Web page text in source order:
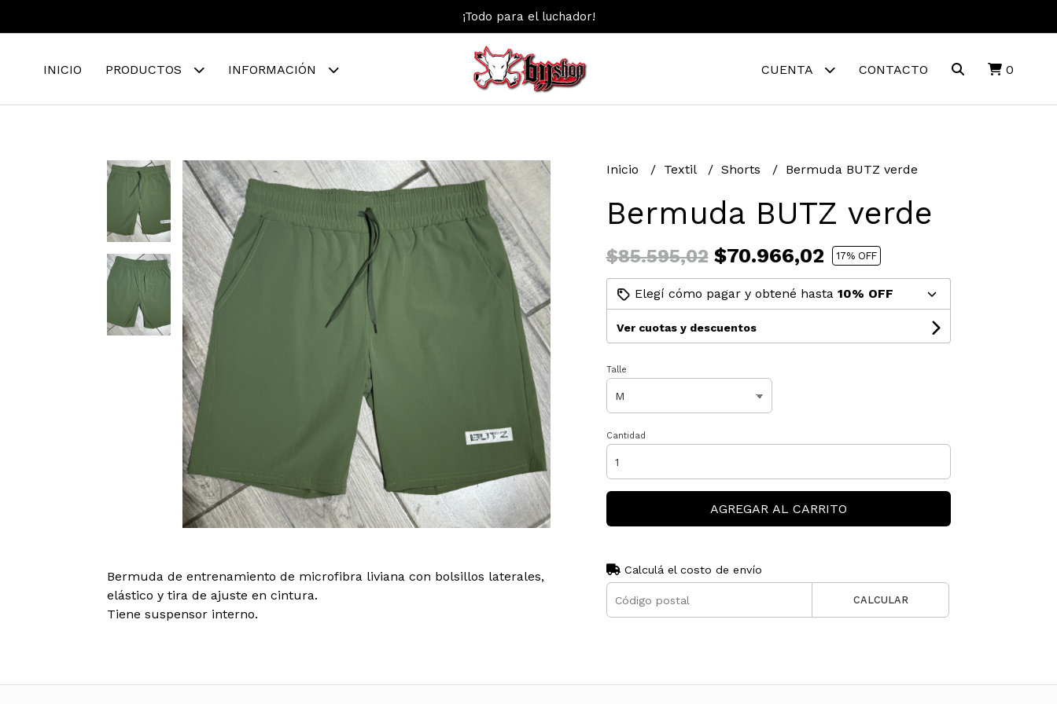
¡Todo para el luchador!
INICIO PRODUCTOS INFORMACIÓN CUENTA CONTACTO 0
Bermuda de entrenamiento de microfibra liviana con bolsillos laterales,
elástico y tira de ajuste en cintura.
Tiene suspensor interno.
Inicio Textil Shorts Bermuda BUTZ verde
Bermuda BUTZ verde
$85.595,02$70.966,02 17% OFF
Elegí cómo pagar y obtené hasta 10% OFF
Ver cuotas y descuentos
Talle
Cantidad
AGREGAR AL CARRITO
Calculá el costo de envío
CALCULAR